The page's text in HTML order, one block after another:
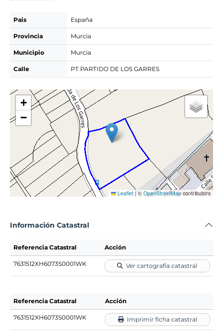
Pais España
Provincia Murcia
Municipio Murcia
Calle PT PARTIDO DE LOS GARRES
+
−
Leaflet |© OpenStreetMapcontributors
Información Catastral
Referencia Catastral Acción
7631512XH6073S0001WK Ver cartografía catastral
Referencia Catastral Acción
7631512XH6073S0001WK Imprimir ficha catastral